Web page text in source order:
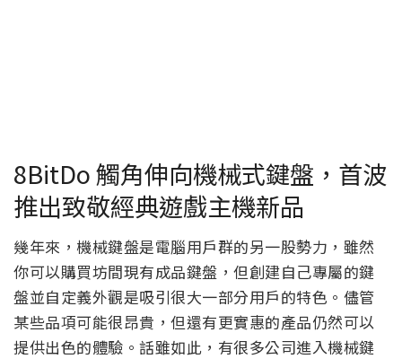
8BitDo 觸角伸向機械式鍵盤，首波
推出致敬經典遊戲主機新品
幾年來，機械鍵盤是電腦用戶群的另一股勢力，雖然
你可以購買坊間現有成品鍵盤，但創建自己專屬的鍵
盤並自定義外觀是吸引很大一部分用戶的特色。儘管
某些品項可能很昂貴，但還有更實惠的產品仍然可以
提供出色的體驗。話雖如此，有很多公司進入機械鍵